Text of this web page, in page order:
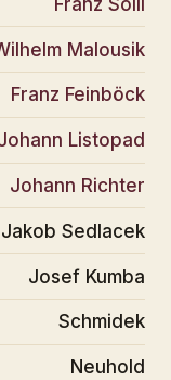
Malousik
Franz Feinböck
Listopad
Johann Richter
Jakob Sedlacek
Josef Kumba
Schmidek
Neuhold